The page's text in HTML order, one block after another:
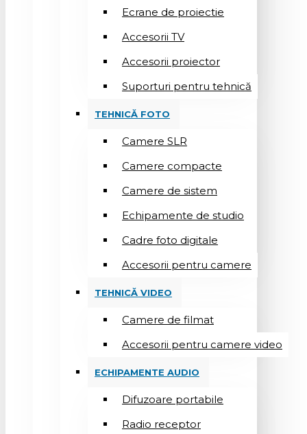
Ecrane de proiectie
Accesorii TV
Accesorii proiector
Suporturi pentru tehnică
TEHNICĂ FOTO
Camere SLR
Camere compacte
Camere de sistem
Echipamente de studio
Cadre foto digitale
Accesorii pentru camere
TEHNICĂ VIDEO
Camere de filmat
Accesorii pentru camere video
ECHIPAMENTE AUDIO
Difuzoare portabile
Radio receptor